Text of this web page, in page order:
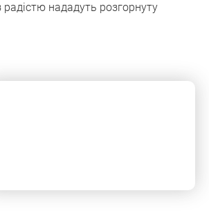
нададуть розгорнуту